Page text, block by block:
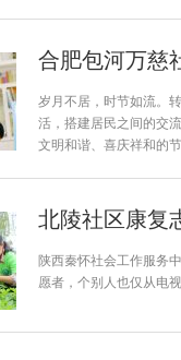
合肥包河万慈
岁月不居，时节如流。
活，搭建居民之间的交
文明和谐、喜庆祥和的
北陵社区康复
陕西秦怀社会工作服务
愿者，个别人也仅从电